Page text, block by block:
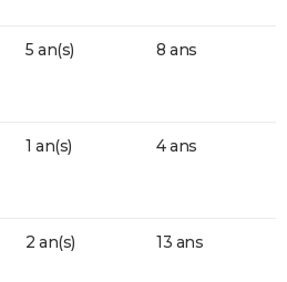
5 an(s) 8 ans
1 an(s) 4 ans
2 an(s) 13 ans